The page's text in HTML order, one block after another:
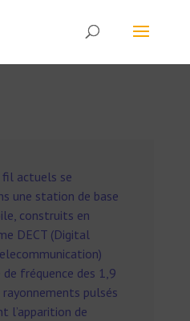
fil actuels se
une station de base
construits en
DECT (Digital
fréquence des 1,9
rayonnements pulsés
l’apparition de